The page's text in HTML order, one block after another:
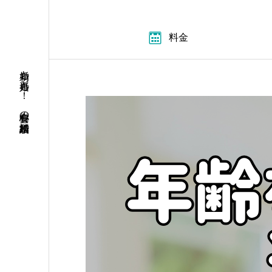
初婚も再婚も！ 安心料金の結婚相談所
料金